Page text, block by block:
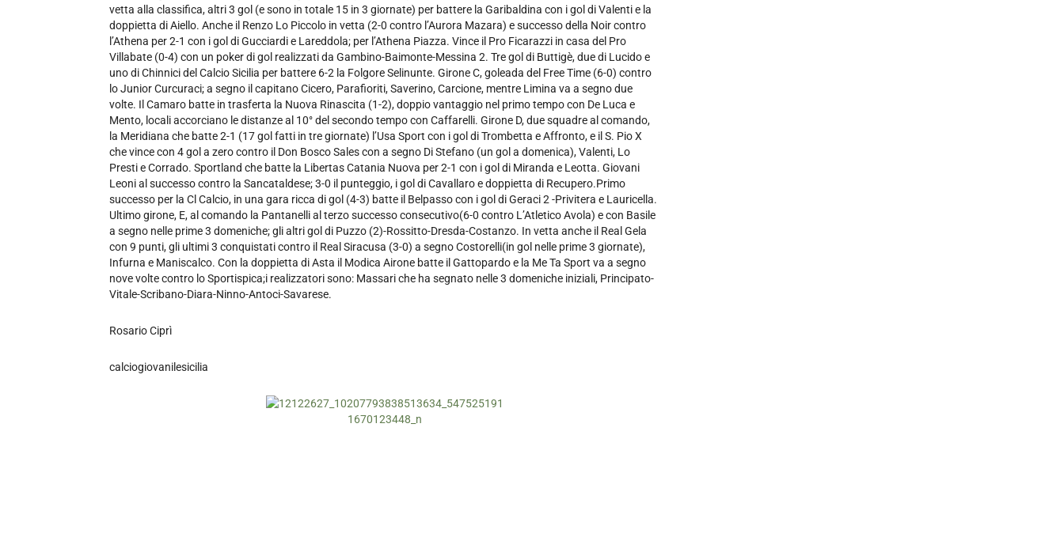
vetta alla classifica, altri 3 gol (e sono in totale 15 in 3 giornate) per battere la Garibaldina con i gol di Valenti e la
doppietta di Aiello. Anche il Renzo Lo Piccolo in vetta (2-0 contro l’Aurora Mazara) e successo della Noir contro
l’Athena per 2-1 con i gol di Gucciardi e Lareddola; per l’Athena Piazza. Vince il Pro Ficarazzi in casa del Pro
Villabate (0-4) con un poker di gol realizzati da Gambino-Baimonte-Messina 2. Tre gol di Buttigè, due di Lucido e
uno di Chinnici del Calcio Sicilia per battere 6-2 la Folgore Selinunte. Girone C, goleada del Free Time (6-0) contro
lo Junior Curcuraci; a segno il capitano Cicero, Parafioriti, Saverino, Carcione, mentre Limina va a segno due
volte. Il Camaro batte in trasferta la Nuova Rinascita (1-2), doppio vantaggio nel primo tempo con De Luca e
Mento, locali accorciano le distanze al 10° del secondo tempo con Caffarelli. Girone D, due squadre al comando,
la Meridiana che batte 2-1 (17 gol fatti in tre giornate) l’Usa Sport con i gol di Trombetta e Affronto, e il S. Pio X
che vince con 4 gol a zero contro il Don Bosco Sales con a segno Di Stefano (un gol a domenica), Valenti, Lo
Presti e Corrado. Sportland che batte la Libertas Catania Nuova per 2-1 con i gol di Miranda e Leotta. Giovani
Leoni al successo contro la Sancataldese; 3-0 il punteggio, i gol di Cavallaro e doppietta di Recupero.Primo
successo per la Cl Calcio, in una gara ricca di gol (4-3) batte il Belpasso con i gol di Geraci 2 -Privitera e Lauricella.
Ultimo girone, E, al comando la Pantanelli al terzo successo consecutivo(6-0 contro L’Atletico Avola) e con Basile
a segno nelle prime 3 domeniche; gli altri gol di Puzzo (2)-Rossitto-Dresda-Costanzo. In vetta anche il Real Gela
con 9 punti, gli ultimi 3 conquistati contro il Real Siracusa (3-0) a segno Costorelli(in gol nelle prime 3 giornate),
Infurna e Maniscalco. Con la doppietta di Asta il Modica Airone batte il Gattopardo e la Me Ta Sport va a segno
nove volte contro lo Sportispica;i realizzatori sono: Massari che ha segnato nelle 3 domeniche iniziali, Principato-
Vitale-Scribano-Diara-Ninno-Antoci-Savarese.
Rosario Ciprì
calciogiovanilesicilia